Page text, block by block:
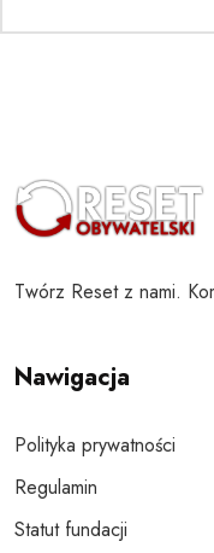
Twórz Reset z nami.
Nawigacja
Polityka prywatności
Regulamin
Statut fundacji